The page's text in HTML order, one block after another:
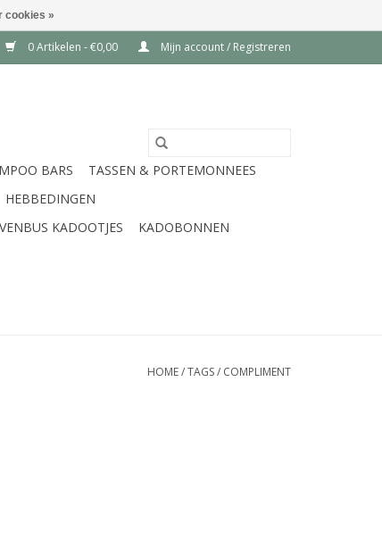
0 Artikelen - €0,00 Mijn account / Registreren
BARS
TASSEN & PORTEMONNEES
HEBBEDINGEN
KADOOTJES
KADOBONNEN
HOME/TAGS/ COMPLIMENT
cookies »